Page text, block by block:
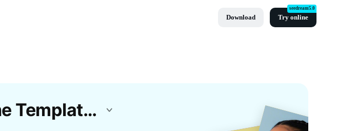
Download Try online
seedream5.0
Libreng Mga Canva Tagabuo Ng Imahe Template Mula Sa CapCut